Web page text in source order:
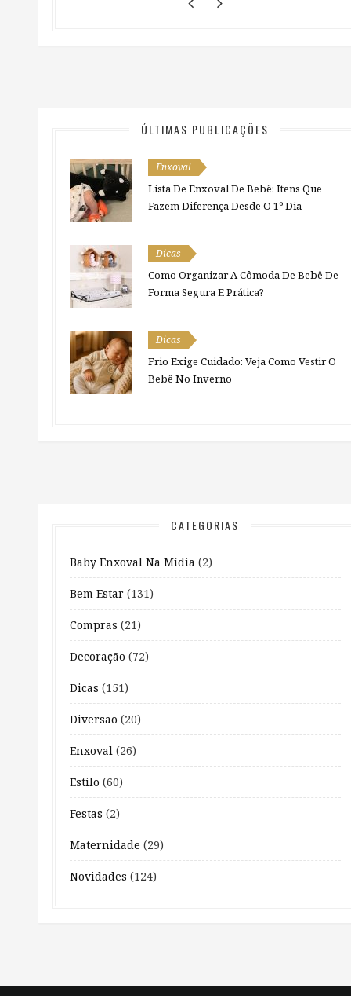
ÚLTIMAS PUBLICAÇÕES
Enxoval
Lista De Enxoval De Bebê: Itens Que
Fazem Diferença Desde O 1º Dia
Dicas
Como Organizar A Cômoda De Bebê De
Forma Segura E Prática?
Dicas
Frio Exige Cuidado: Veja Como Vestir O
Bebê No Inverno
CATEGORIAS
Baby Enxoval Na Mídia (2)
Bem Estar (131)
Compras (21)
Decoração (72)
Dicas (151)
Diversão (20)
Enxoval (26)
Estilo (60)
Festas (2)
Maternidade (29)
Novidades (124)